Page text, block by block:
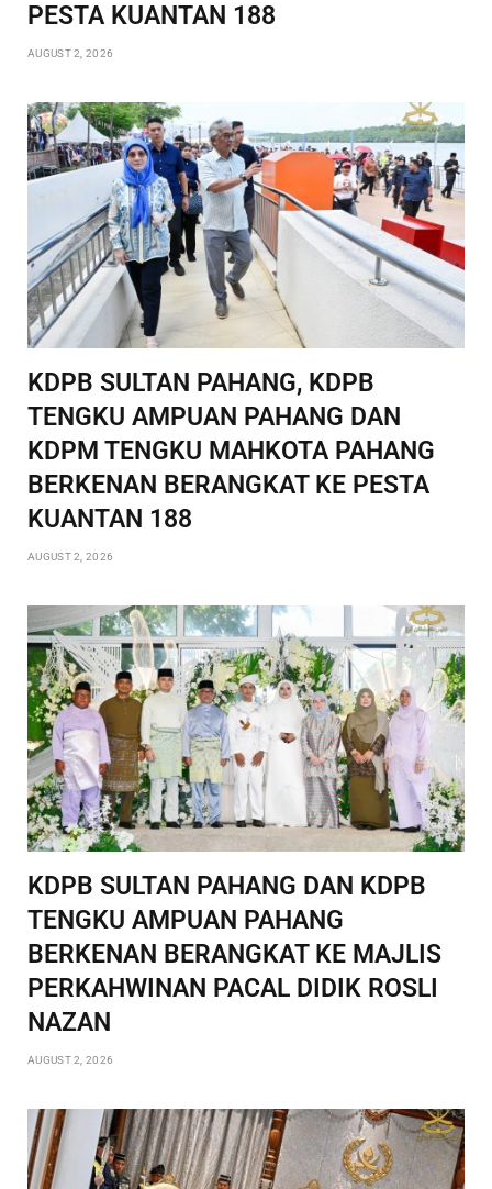
PESTA KUANTAN 188
AUGUST 2, 2026
KDPB SULTAN PAHANG, KDPB
TENGKU AMPUAN PAHANG DAN
KDPM TENGKU MAHKOTA PAHANG
BERKENAN BERANGKAT KE PESTA
KUANTAN 188
AUGUST 2, 2026
KDPB SULTAN PAHANG DAN KDPB
TENGKU AMPUAN PAHANG
BERKENAN BERANGKAT KE MAJLIS
PERKAHWINAN PACAL DIDIK ROSLI
NAZAN
AUGUST 2, 2026